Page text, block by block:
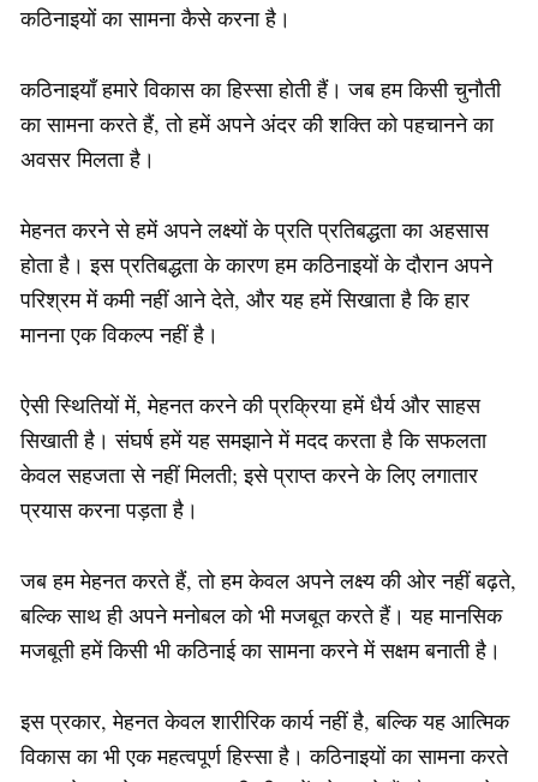
कठिनाइयों का सामना कैसे करना है।
कठिनाइयाँ हमारे विकास का हिस्सा होती हैं। जब हम किसी चुनौती
का सामना करते हैं, तो हमें अपने अंदर की शक्ति को पहचानने का
अवसर मिलता है।
मेहनत करने से हमें अपने लक्ष्यों के प्रति प्रतिबद्धता का अहसास
होता है। इस प्रतिबद्धता के कारण हम कठिनाइयों के दौरान अपने
परिश्रम में कमी नहीं आने देते, और यह हमें सिखाता है कि हार
मानना एक विकल्प नहीं है।
ऐसी स्थितियों में, मेहनत करने की प्रक्रिया हमें धैर्य और साहस
सिखाती है। संघर्ष हमें यह समझाने में मदद करता है कि सफलता
केवल सहजता से नहीं मिलती; इसे प्राप्त करने के लिए लगातार
प्रयास करना पड़ता है।
जब हम मेहनत करते हैं, तो हम केवल अपने लक्ष्य की ओर नहीं बढ़ते,
बल्कि साथ ही अपने मनोबल को भी मजबूत करते हैं। यह मानसिक
मजबूती हमें किसी भी कठिनाई का सामना करने में सक्षम बनाती है।
इस प्रकार, मेहनत केवल शारीरिक कार्य नहीं है, बल्कि यह आत्मिक
विकास का भी एक महत्वपूर्ण हिस्सा है। कठिनाइयों का सामना करते